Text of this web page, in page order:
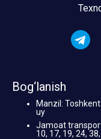
Bog‘lanish
Manzil:
uy
Jamoat
10, 17, 19, 24,